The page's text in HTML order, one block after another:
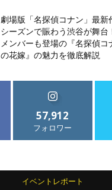
劇場版「名探偵コナン」最新
シーズンで賑わう渋谷が舞
メンバーも登場の『名探偵コ
の花嫁』の魅力を徹底解説
57,912
フォロワー
イベントレポート